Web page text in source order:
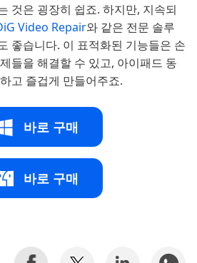
것은 굉장히 쉽죠. 하지만, 지속되
Video Repair와 같은 전문 솔루
좋습니다. 이 표적화된 기능들은 손
들을 해결할 수 있고, 아이패드 동
고 즐겁게 만들어주죠.
바로 구매
바로 구매